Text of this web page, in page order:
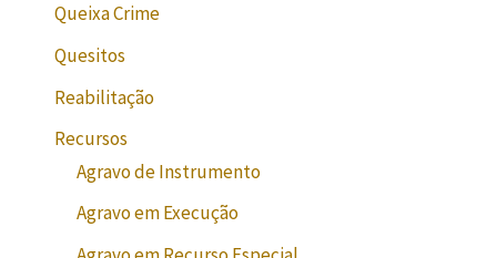
Queixa Crime
Quesitos
Reabilitação
Recursos
Agravo de Instrumento
Agravo em Execução